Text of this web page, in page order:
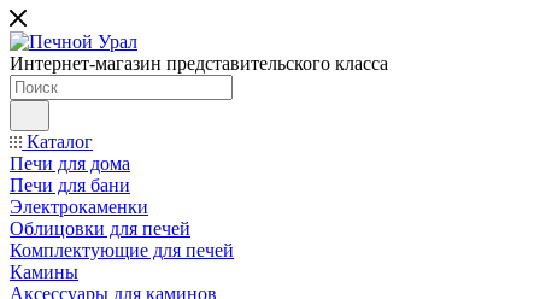
Интернет-магазин представительского класса
Каталог
Печи для дома
Печи для бани
Электрокаменки
Облицовки для печей
Комплектующие для печей
Камины
Аксессуары для каминов